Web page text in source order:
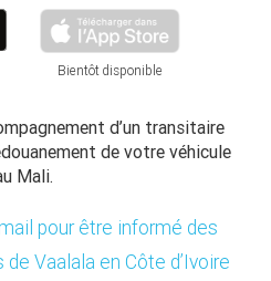
Bientôt disponible
d’un transitaire
de votre véhicule
Mali.
pour être informé des
Vaalala en Côte d’Ivoire